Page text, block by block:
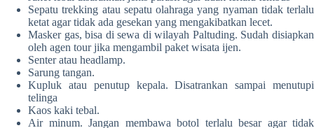
Sepatu trekking atau sepatu olahraga yang nyaman tidak terlalu
ketat agar tidak ada gesekan yang mengakibatkan lecet.
Masker gas, bisa di sewa di wilayah Paltuding. Sudah disiapkan
oleh agen tour jika mengambil paket wisata ijen.
Senter atau headlamp.
Sarung tangan.
Kupluk atau penutup kepala. Disatrankan sampai menutupi
telinga
Kaos kaki tebal.
Air minum. Jangan membawa botol terlalu besar agar tidak